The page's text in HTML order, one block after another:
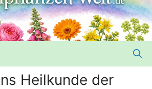
Heilkunde der